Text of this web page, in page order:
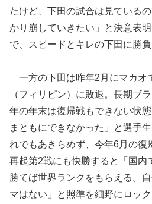
たけど、下田の試合は見ている
かり崩していきたい」と決意表
で、スピードとキレの下田に勝負
一方の下田は昨年2月にマカオ
（フィリピン）に敗退。長期ブ
年の年末は復帰戦もできない状
まともにできなかった」と選手
れでもあきらめず、今年6月の復
再起第2戦にも快勝すると「国内
勝てば世界ランクをもらえる。
マはない」と照準を細野にロッ